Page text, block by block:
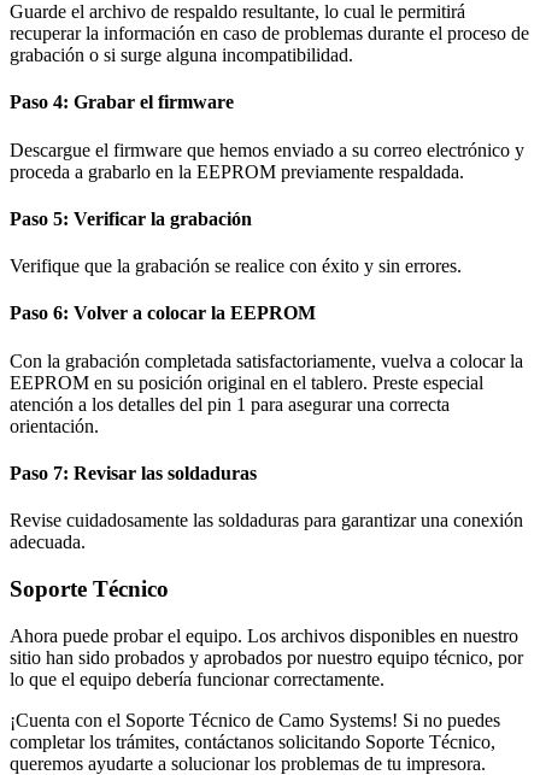
Guarde el archivo de respaldo resultante, lo cual le permitirá
recuperar la información en caso de problemas durante el proceso de
grabación o si surge alguna incompatibilidad.
Paso 4: Grabar el firmware
Descargue el firmware que hemos enviado a su correo electrónico y
proceda a grabarlo en la EEPROM previamente respaldada.
Paso 5: Verificar la grabación
Verifique que la grabación se realice con éxito y sin errores.
Paso 6: Volver a colocar la EEPROM
Con la grabación completada satisfactoriamente, vuelva a colocar la
EEPROM en su posición original en el tablero. Preste especial
atención a los detalles del pin 1 para asegurar una correcta
orientación.
Paso 7: Revisar las soldaduras
Revise cuidadosamente las soldaduras para garantizar una conexión
adecuada.
Soporte Técnico
Ahora puede probar el equipo. Los archivos disponibles en nuestro
sitio han sido probados y aprobados por nuestro equipo técnico, por
lo que el equipo debería funcionar correctamente.
¡Cuenta con el Soporte Técnico de Camo Systems! Si no puedes
completar los trámites, contáctanos solicitando Soporte Técnico,
queremos ayudarte a solucionar los problemas de tu impresora.